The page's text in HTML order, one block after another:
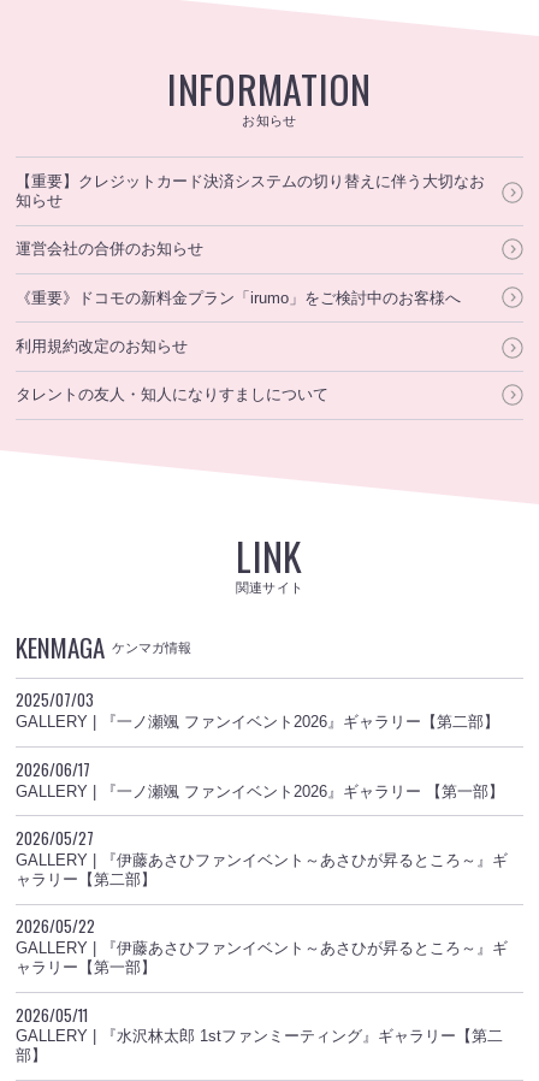
INFORMATION
お知らせ
【重要】クレジットカード決済システムの切り替えに伴う大切なお
知らせ
運営会社の合併のお知らせ
《重要》ドコモの新料金プラン「irumo」をご検討中のお客様へ
利用規約改定のお知らせ
タレントの友人・知人になりすましについて
LINK
関連サイト
KENMAGA ケンマガ情報
2025/07/03
GALLERY | 『一ノ瀬颯 ファンイベント2026』ギャラリー【第二部】
2026/06/17
GALLERY | 『一ノ瀬颯 ファンイベント2026』ギャラリー 【第一部】
2026/05/27
GALLERY | 『伊藤あさひファンイベント～あさひが昇るところ～』ギ
ャラリー【第二部】
2026/05/22
GALLERY | 『伊藤あさひファンイベント～あさひが昇るところ～』ギ
ャラリー【第一部】
2026/05/11
GALLERY | 『水沢林太郎 1stファンミーティング』ギャラリー【第二
部】